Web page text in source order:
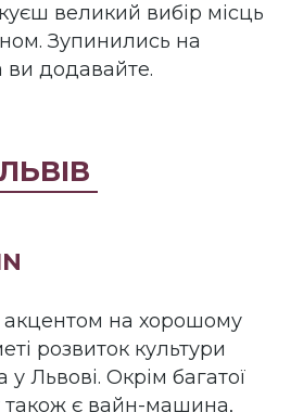
великий вибір місць
Зупинились на
ви додавайте.
на хорошому
розвиток культури
Львові. Окрім багатої
також є вайн-машина,